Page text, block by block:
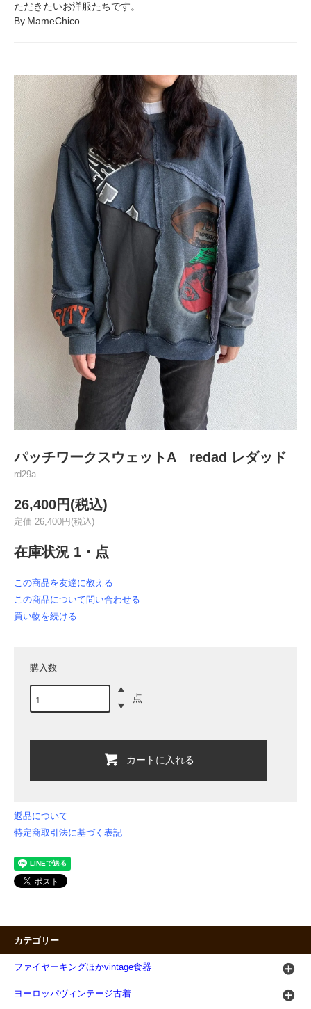
ただきたいお洋服たちです。
By.MameChico
パッチワークスウェットA redad レダッド
rd29a
26,400円(税込)
定価 26,400円(税込)
在庫状況 1・点
この商品を友達に教える
この商品について問い合わせる
買い物を続ける
購入数
点
カートに入れる
返品について
特定商取引法に基づく表記
カテゴリー
ファイヤーキングほかvintage食器
ヨーロッパヴィンテージ古着